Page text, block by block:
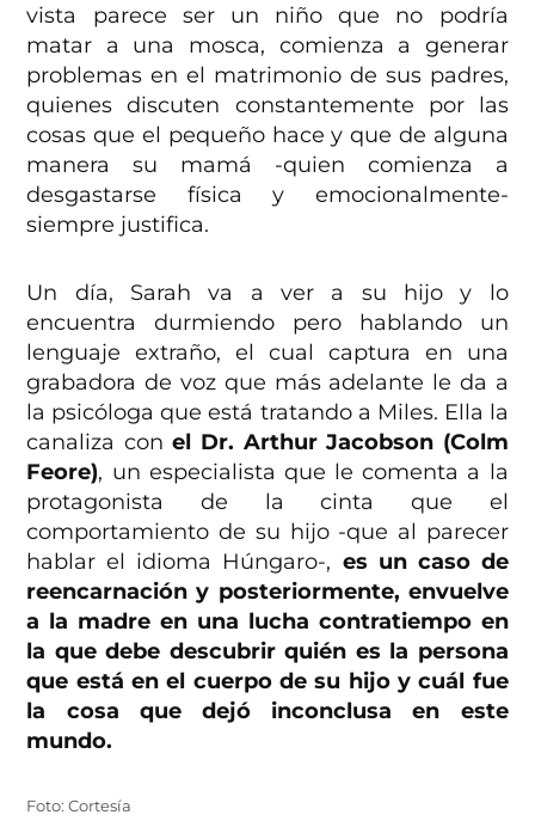
vista parece ser un niño que no podría
matar a una mosca, comienza a generar
problemas en el matrimonio de sus padres,
quienes discuten constantemente por las
cosas que el pequeño hace y que de alguna
manera su mamá -quien comienza a
desgastarse física y emocionalmente-
siempre justifica.
Un día, Sarah va a ver a su hijo y lo
encuentra durmiendo pero hablando un
lenguaje extraño, el cual captura en una
grabadora de voz que más adelante le da a
la psicóloga que está tratando a Miles. Ella la
canaliza conel Dr. Arthur Jacobson (Colm
Feore), un especialista que le comenta a la
protagonista de la cinta que el
comportamiento de su hijo -que al parecer
hablar el idioma Húngaro-, es un caso de
reencarnación y posteriormente, envuelve
a la madre en una lucha contratiempo en
la que debe descubrir quién es la persona
que está en el cuerpo de su hijo y cuál fue
la cosa que dejó inconclusa en este
mundo.
Foto: Cortesía